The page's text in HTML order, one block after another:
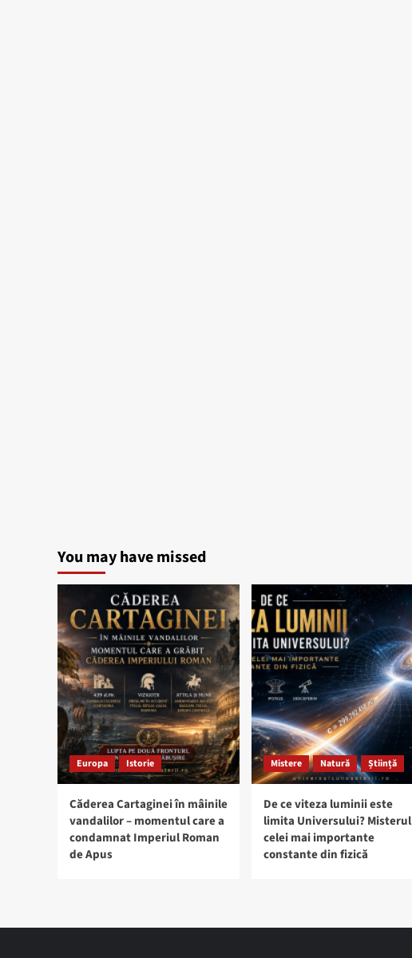
You may have missed
Europa Istorie
Căderea Cartaginei în mâinile
vandalilor – momentul care a
condamnat Imperiul Roman
de Apus
Mistere Natură Știință
De ce viteza luminii este
limita Universului? Misterul
celei mai importante
constante din fizică